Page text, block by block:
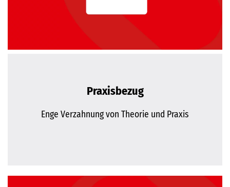
Praxisbezug
Enge Verzahnung von Theorie und Praxis